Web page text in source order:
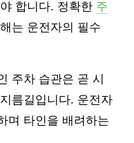
합니다. 정확한 주
는 운전자의 필수
주차 습관은 곧 시
름길입니다. 운전자
며 타인을 배려하는